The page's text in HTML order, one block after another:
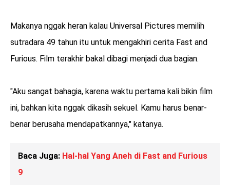
Makanya nggak heran kalau Universal Pictures memilih
sutradara 49 tahun itu untuk mengakhiri cerita Fast and
Furious. Film terakhir bakal dibagi menjadi dua bagian.
"Aku sangat bahagia, karena waktu pertama kali bikin film
ini, bahkan kita nggak dikasih sekuel. Kamu harus benar-
benar berusaha mendapatkannya," katanya.
Baca Juga: Hal-hal Yang Aneh di Fast and Furious
9